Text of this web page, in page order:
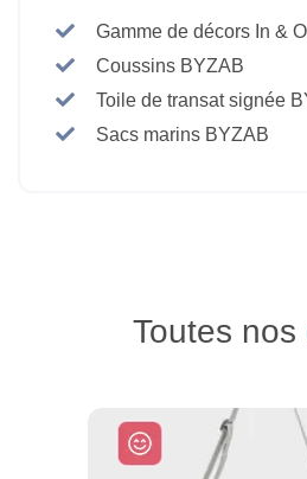
Gamme de décors In &
Coussins BYZAB
Toile de transat signée
Sacs marins BYZAB
Toutes nos